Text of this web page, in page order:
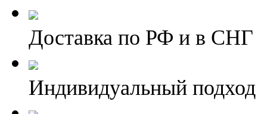
Доставка по РФ и в СНГ
Индивидуальный подход